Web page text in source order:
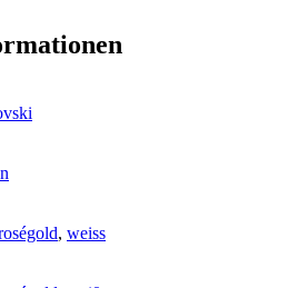
, weiss